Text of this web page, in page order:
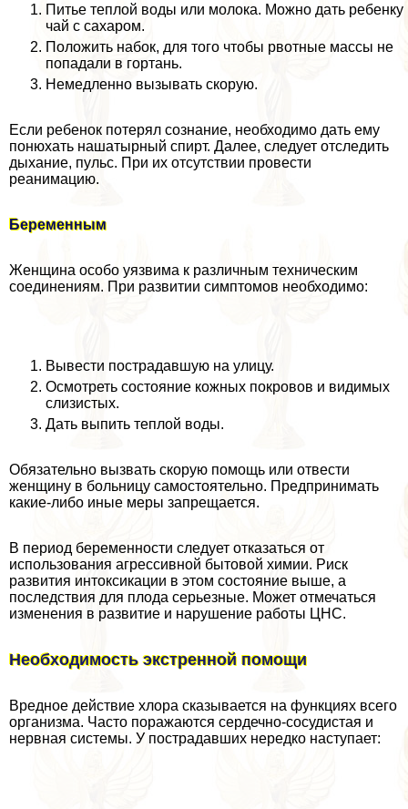
Питье теплой воды или молока. Можно дать ребенку
чай с сахаром.
Положить набок, для того чтобы рвотные массы не
попадали в гортань.
Немедленно вызывать скорую.
Если ребенок потерял сознание, необходимо дать ему
понюхать нашатырный спирт. Далее, следует отследить
дыхание, пульс. При их отсутствии провести
реанимацию.
Беременным
Женщина особо уязвима к различным техническим
соединениям. При развитии симптомов необходимо:
Вывести пострадавшую на улицу.
Осмотреть состояние кожных покровов и видимых
слизистых.
Дать выпить теплой воды.
Обязательно вызвать скорую помощь или отвести
женщину в больницу самостоятельно. Предпринимать
какие-либо иные меры запрещается.
В период беременности следует отказаться от
использования агрессивной бытовой химии. Риск
развития интоксикации в этом состояние выше, а
последствия для плода серьезные. Может отмечаться
изменения в развитие и нарушение работы ЦНС.
Необходимость экстренной помощи
Вредное действие хлора сказывается на функциях всего
организма. Часто поражаются сердечно-сосудистая и
нервная системы. У пострадавших нередко наступает: